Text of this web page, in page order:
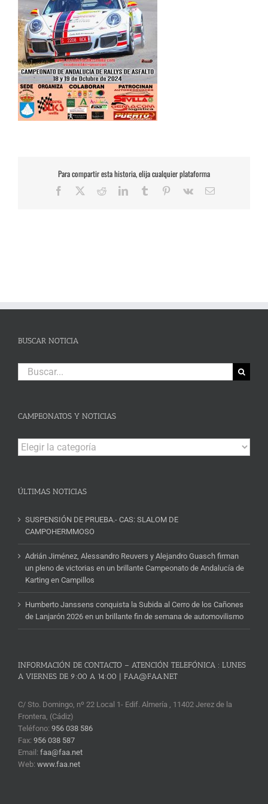
Para compartir esta historia, elija cualquier plataforma
Facebook RedditLinkedInTumblr Pinterest
Vk
Correo
BUSCAR NOTICIA
Buscar:
CAMPEONATOS Y NOTICIAS
Campeonatos
y
ÚLTIMAS NOTICIAS
SUSPENSIÓN DE PRUEBA.- CAS: SLALOM DE
CAMPOHERMMOSO
Adrián Jiménez, Alessandro Reuvers y Alejandro Guasch firman
un pleno de victorias en un brillante Campeonato de Andalucía de
Karting en Campillos
Humberto Janssens conquista la Subida al Cerro de los Cañones
de Lanjarón 2026 en un brillante fin de semana de automovilismo
INFORMACIÓN DE CONTACTO – ATENCIÓN TELEFÓNICA : LUNES
A VIERNES DE 9:00 A 14:00 | FAA@FAA.NET
C/ Sto. Domingo, nº 22 Local 1- Edif. Almería , 11402 Jerez de la
Frontera, (Cádiz)
Teléfono: 956 038 586
Fax: 956 038 587
Email: faa@faa.net
Web: www.faa.net